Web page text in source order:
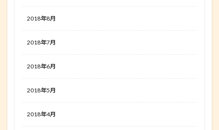
2018年8月
2018年7月
2018年6月
2018年5月
2018年4月